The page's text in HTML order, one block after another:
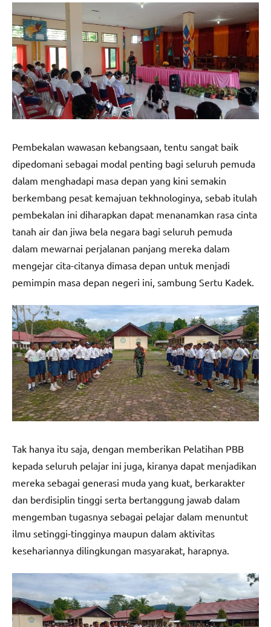
Pembekalan wawasan kebangsaan, tentu sangat baik
dipedomani sebagai modal penting bagi seluruh pemuda
dalam menghadapi masa depan yang kini semakin
berkembang pesat kemajuan tekhnologinya, sebab itulah
pembekalan ini diharapkan dapat menanamkan rasa cinta
tanah air dan jiwa bela negara bagi seluruh pemuda
dalam mewarnai perjalanan panjang mereka dalam
mengejar cita-citanya dimasa depan untuk menjadi
pemimpin masa depan negeri ini, sambung Sertu Kadek.
Tak hanya itu saja, dengan memberikan Pelatihan PBB
kepada seluruh pelajar ini juga, kiranya dapat menjadikan
mereka sebagai generasi muda yang kuat, berkarakter
dan berdisiplin tinggi serta bertanggung jawab dalam
mengemban tugasnya sebagai pelajar dalam menuntut
ilmu setinggi-tingginya maupun dalam aktivitas
kesehariannya dilingkungan masyarakat, harapnya.